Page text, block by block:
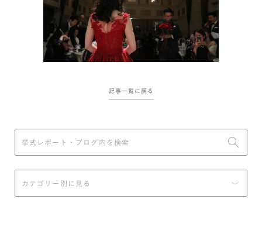
記事一覧に戻る